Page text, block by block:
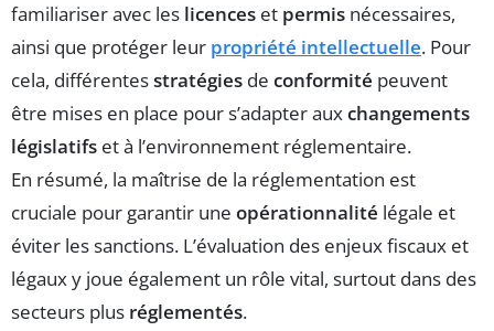
familiariser avec les licences et permis nécessaires,
ainsi que protéger leur propriété intellectuelle. Pour
cela, différentesstratégies de conformité peuvent
être mises en place pour s’adapter auxchangements
législatifs et à l’environnement réglementaire.
En résumé, la maîtrise de la réglementation est
cruciale pour garantir une opérationnalité légale et
éviter les sanctions. L’évaluation des enjeux fiscaux et
légaux y joue également un rôle vital, surtout dans des
secteurs plus réglementés.